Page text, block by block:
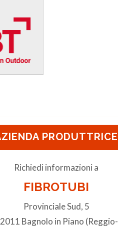
PRODUTTRICE
Richiedi informazioni a
FIBROTUBI
Provinciale Sud, 5
Bagnolo in Piano (Reggio-